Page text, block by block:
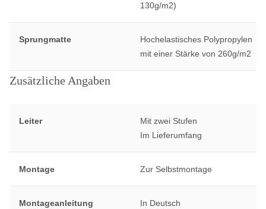
130g/m2)
Sprungmatte
Hochelastisches Polypropylen
mit einer Stärke von 260g/m2
Zusätzliche Angaben
Leiter
Mit zwei Stufen
Im Lieferumfang
Montage Zur Selbstmontage
Montageanleitung In Deutsch